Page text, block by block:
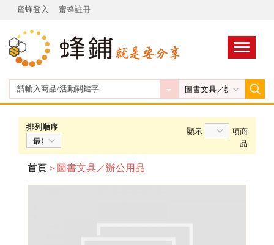
蜜蜂登入 蜜蜂註冊
排列順序 顯示
項商
品
首頁 ＞圖書文具／辦公用品